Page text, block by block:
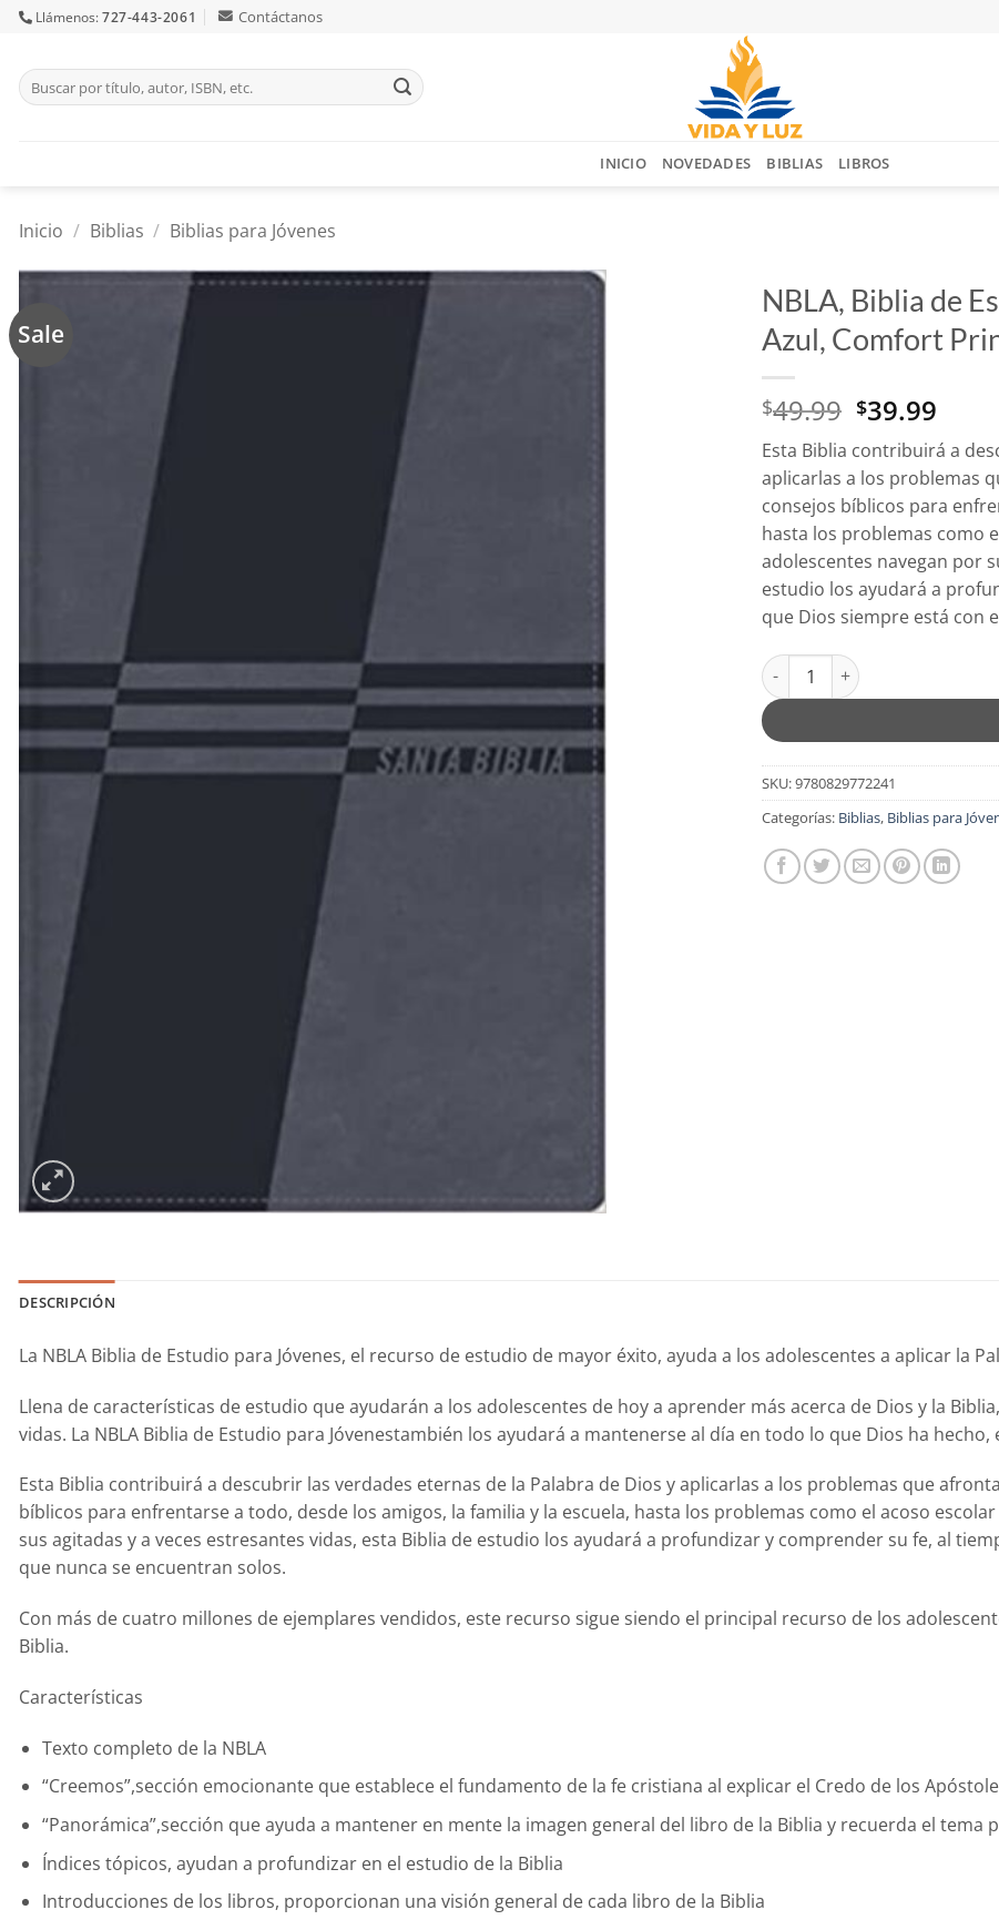
Skip
content
Llámenos:727-443-2061 Contáctanos
Buscar
por:
INICIO NOVEDADES BIBLIAS LIBROS
Inicio / Biblias / Biblias para Jóvenes
Sale
NBLA, Biblia de
Azul, Comfort
$49.99 El
precio
original
era:
$49.99.
$39.99
es:
Esta Biblia contribuirá a
aplicarlas a los problemas
consejos bíblicos para
hasta los problemas como
adolescentes navegan por
estudio los ayudará a
que Dios siempre está con
NBLA, Biblia de Estudio Para
SKU:9780829772241
Categorías: Biblias, Biblias para
DESCRIPCIÓN
La NBLA Biblia de Estudio para Jóvenes, el recurso de estudio de mayor éxito, ayuda a los adolescentes a aplicar la
Llena de características de estudio que ayudarán a los adolescentes de hoy a aprender más acerca de Dios y la
vidas. La NBLA Biblia de Estudio para Jóvenestambién los ayudará a mantenerse al día en todo lo que Dios ha
Esta Biblia contribuirá a descubrir las verdades eternas de la Palabra de Dios y aplicarlas a los problemas que
bíblicos para enfrentarse a todo, desde los amigos, la familia y la escuela, hasta los problemas como el acoso
sus agitadas y a veces estresantes vidas, esta Biblia de estudio los ayudará a profundizar y comprender su fe, al
que nunca se encuentran solos.
Con más de cuatro millones de ejemplares vendidos, este recurso sigue siendo el principal recurso de los
Biblia.
Características
Texto completo de la NBLA
“Creemos”,sección emocionante que establece el fundamento de la fe cristiana al explicar el Credo de los
“Panorámica”,sección que ayuda a mantener en mente la imagen general del libro de la Biblia y recuerda el tema
Índices tópicos, ayudan a profundizar en el estudio de la Biblia
Introducciones de los libros, proporcionan una visión general de cada libro de la Biblia